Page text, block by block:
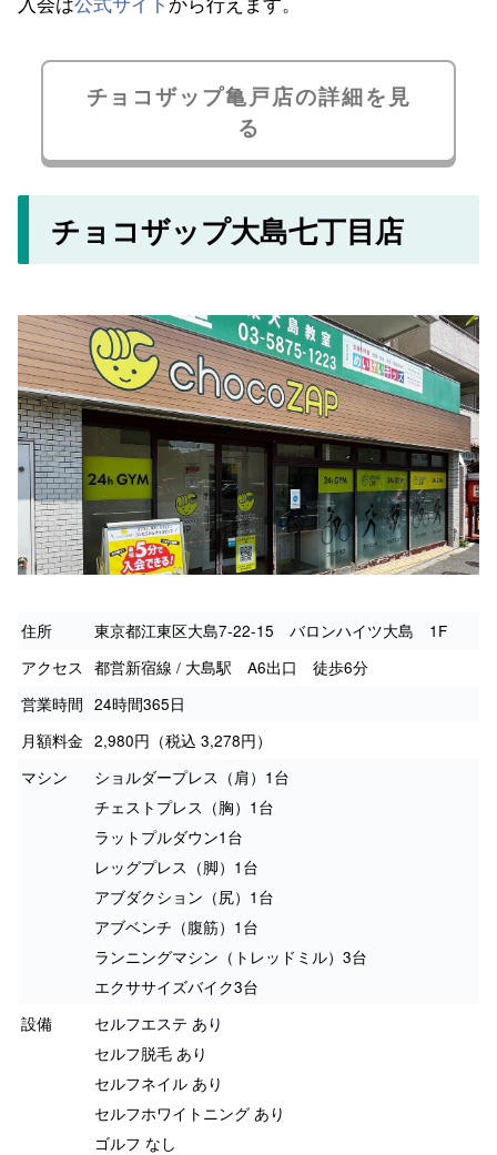
チョコザップ亀戸店の詳細を見
る
チョコザップ大島七丁目店
住所
東京都江東区大島7-22-15 バロンハイツ大島 1F
アクセス 都営新宿線 / 大島駅 A6出口 徒歩6分
営業時間 24時間365日
月額料金 2,980円（税込 3,278円）
マシン
ショルダープレス（肩）1台
チェストプレス（胸）1台
ラットプルダウン1台
レッグプレス（脚）1台
アブダクション（尻）1台
アブベンチ（腹筋）1台
ランニングマシン（トレッドミル）3台
エクササイズバイク3台
設備
セルフエステ あり
セルフ脱毛 あり
セルフネイル あり
セルフホワイトニング あり
ゴルフ なし